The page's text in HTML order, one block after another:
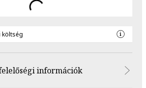
költség
információk